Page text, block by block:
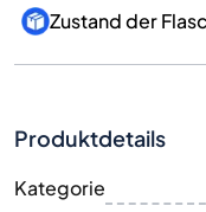
Zustand der
Produktdetails
Kategorie